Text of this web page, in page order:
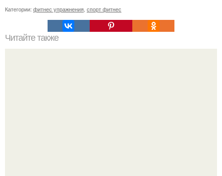
Категории: фитнес упражнения спорт фитнес
Читайте также